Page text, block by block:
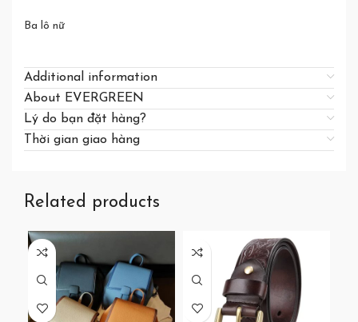
Ba lô nữ
Additional information
About EVERGREEN
Lý do bạn đặt hàng?
Thời gian giao hàng
Related products